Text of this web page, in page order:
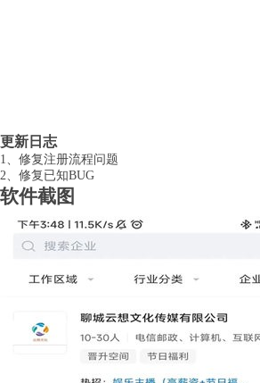
更新日志
1、修复注册流程问题
2、修复已知BUG
软件截图